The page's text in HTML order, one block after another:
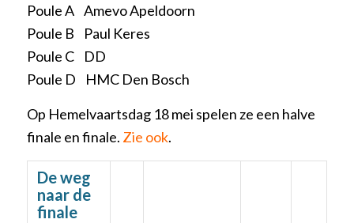
Poule A Amevo Apeldoorn
Poule B Paul Keres
Poule C DD
Poule D HMC Den Bosch
Op Hemelvaartsdag 18 mei spelen ze een halve
finale en finale. Zie ook.
De weg
naar de
finale